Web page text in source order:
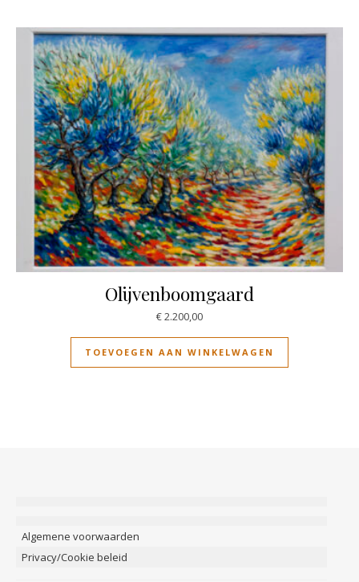
Olijvenboomgaard
€2.200,00
TOEVOEGEN AAN WINKELWAGEN
Algemene voorwaarden
Privacy/Cookie beleid